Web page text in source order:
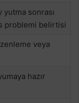
sonrası
problemi belirtisi
veya
hazır